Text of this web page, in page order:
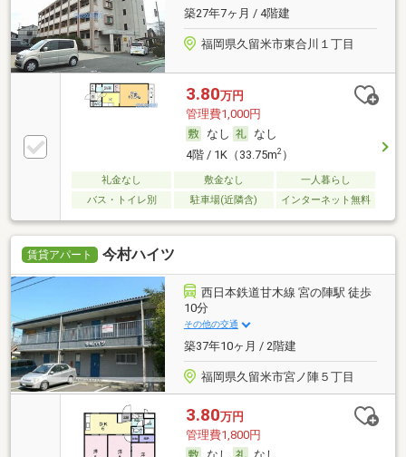
築27年7ヶ月 / 4階建
福岡県久留米市東合川１丁目
3.80万円
管理費1,000円
なし
なし
4階 / 1K（33.75m2）
礼金なし 敷金なし
一人暮らし
バス・トイレ別
駐車場(近隣含) インターネット無料
賃貸アパート 今村ハイツ
西日本鉄道甘木線 宮の陣駅 徒歩
10分
その他の交通
築37年10ヶ月 / 2階建
福岡県久留米市宮ノ陣５丁目
3.80万円
管理費1,800円